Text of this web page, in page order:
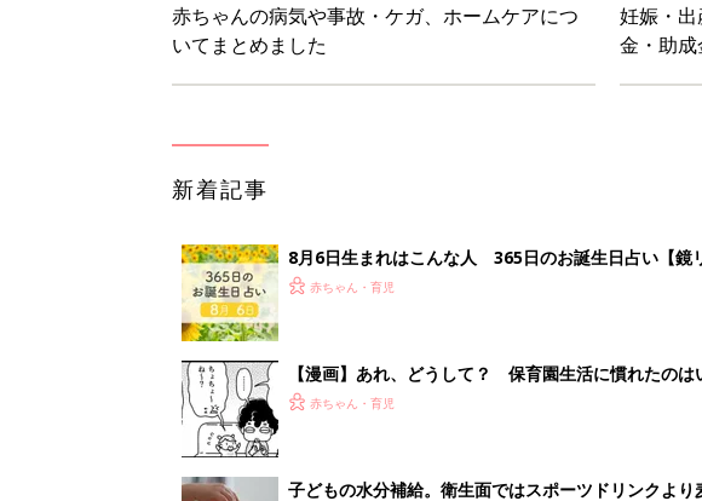
赤ちゃんの病気や事故・ケガ、ホームケアにつ
いてまとめました
妊娠・
金・助
新着記事
8月6日生まれはこんな人 365日のお誕生日占い【鏡
赤ちゃん・育児
【漫画】あれ、どうして？ 保育園生活に慣れたの
がする……！『ふうふう子育て ＃91』
赤ちゃん・育児
子どもの水分補給。衛生面ではスポーツドリンクよ